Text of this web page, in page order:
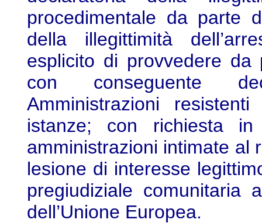
procedimentale da parte
della illegittimità
esplicito di provvedere da
con conseguente
Amministrazioni
istanze; con richiesta
amministrazioni intimate al
lesione di interesse
pregiudiziale comunitaria
dell’Unione Europea.